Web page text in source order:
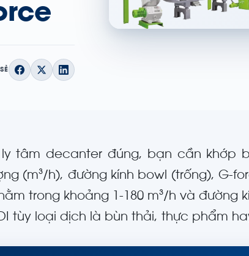
tâm decanter đúng, bạn cần khớp
(m³/h), đường kính bowl (trống), G-
trong khoảng 1-180 m³/h và đường
tùy loại dịch là bùn thải, thực phẩm